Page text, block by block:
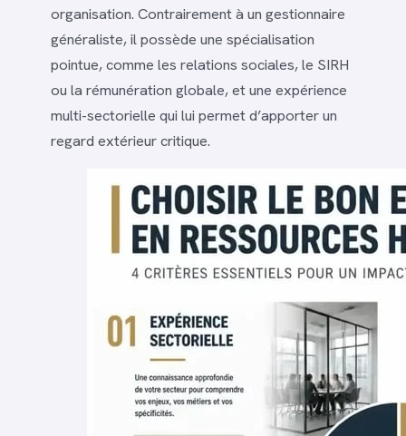
organisation. Contrairement à un gestionnaire
généraliste, il possède une spécialisation
pointue, comme les relations sociales, le SIRH
ou la rémunération globale, et une expérience
multi-sectorielle qui lui permet d’apporter un
regard extérieur critique.